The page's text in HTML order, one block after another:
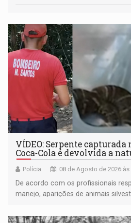
VÍDEO: Serpente capturada
Coca-Cola é devolvida a
Polícia 08 de Agosto de 2026 às
De acordo com os profissionais
manejo, aparições de animais